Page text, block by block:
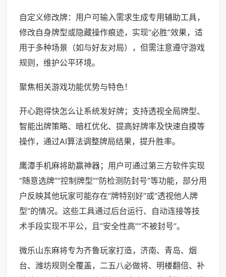
自定义修改牌：用户可输入需求生成专用辅助工具，
修改自身牌型或隐藏操作痕迹，实现“必胜”效果，适
用于多种场景（如与好友对局），但需注意遵守游戏
规则，维护公平环境。
聚焦相关游戏功能优势与特色！
开心跑得快怎么让系统发好牌；支持透视全局牌型、
智能出牌策略、暗杠优化、提高好牌率及快速自摸等
操作，通过AI算法调整牌局结果，提升胜率。
鹰潭手机麻将助赢神器；用户可通过第三方软件实现
“随意选牌”“控制牌型”“防检测防封号”等功能，部分用
户反映其他玩家可能存在“牌特别好”或“透视他人牌
型”的情况。这些工具通过后台运行、自动连接等技
术手段实现不平公，且“安全性高”“不被封号”。
微乐山东麻将专为齐鲁玩家打造，济南、青岛、烟
台、潍坊规则全覆盖，二五八必做将、明楼翻倍、补